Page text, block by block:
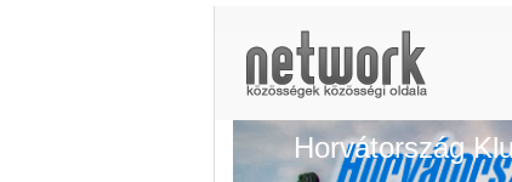
Horvátország